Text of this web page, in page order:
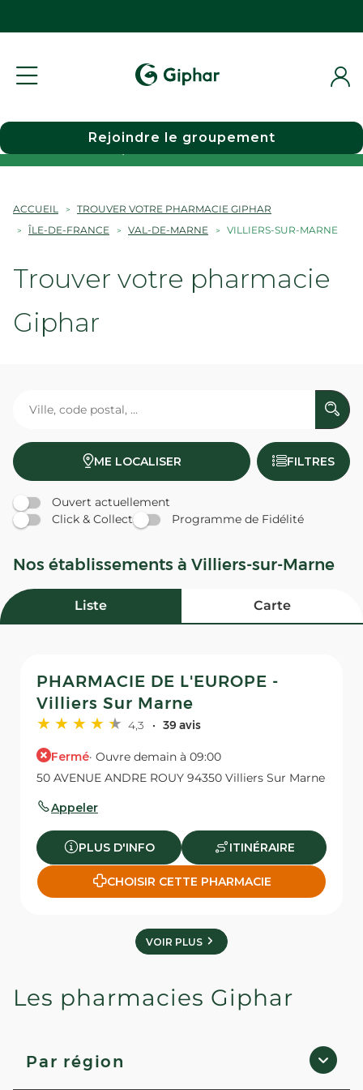
Choisir une pharmacie
Rejoindre le groupement
ACCUEIL
TROUVER VOTRE PHARMACIE GIPHAR
ÎLE-DE-FRANCE
VAL-DE-MARNE VILLIERS-SUR-MARNE
Trouver votre pharmacie
Giphar
ME LOCALISER FILTRES
Ouvert actuellement
Click & Collect
Programme de Fidélité
Nos établissements à Villiers-sur-Marne
Liste Carte
PHARMACIE DE L'EUROPE -
Villiers Sur Marne
4,3 39 avis
Fermé· Ouvre demain à 09:00
50 AVENUE ANDRE ROUY 94350 Villiers Sur Marne
Appeler
PLUS D'INFO ITINÉRAIRE
CHOISIR CETTE PHARMACIE
VOIR PLUS
Les pharmacies Giphar
Par région